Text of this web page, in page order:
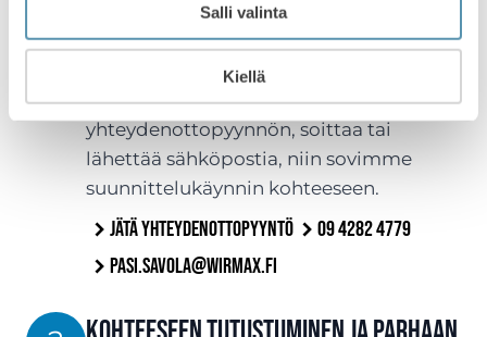
Salli valinta
Kiellä
YHTEYDENOTTO
Ota yhteys meihin. Voit joko jättää
yhteydenottopyynnön, soittaa tai
lähettää sähköpostia, niin sovimme
suunnittelukäynnin kohteeseen.
Jätä yhteydenottopyyntö
09 4282 4779
pasi.savola@wirmax.fi